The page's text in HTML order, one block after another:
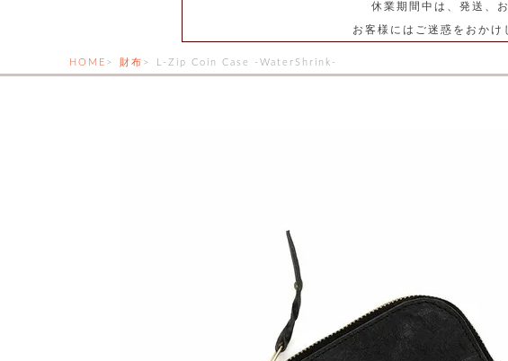
休業期間中は、発送、
お客様にはご迷惑をおかけ
HOME 財布 L-Zip Coin Case -WaterShrink-